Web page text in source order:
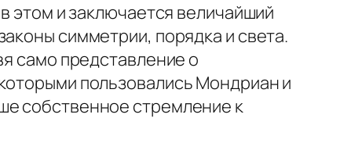
этом и заключается величайший
симметрии, порядка и света.
само представление о
пользовались Мондриан и
собственное стремление к